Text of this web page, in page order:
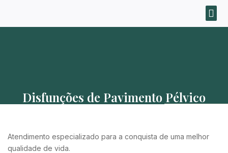
Disfunções de Pavimento Pélvico​
Atendimento especializado para a conquista de uma melhor
qualidade de vida.